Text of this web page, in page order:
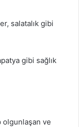
salatalık gibi
gibi sağlık
olgunlaşan ve